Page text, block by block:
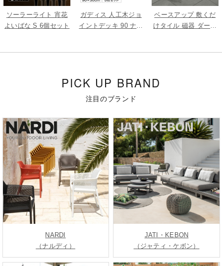
ソーラーライト 宵花
よいばな S 6個セット
ガディス 人工木ジョ
イントデッキ 90 ナチ
ベースアップ 敷くだ
けタイル 磁器 ダーク
PICK UP BRAND
注目のブランド
NARDI
（ナルディ）
JATI・KEBON
（ジャティ・ケボン）